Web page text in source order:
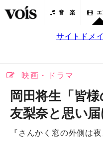
音 楽
サイトドメ
映画・ドラマ
岡田将生「皆
友梨奈と思い
『さんかく窓の外側は